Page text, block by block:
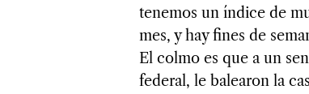
tenemos un índice de
mes, y hay fines de
El colmo es que a un
federal, le balearon la